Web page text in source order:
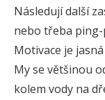
Následují další
nebo třeba
Motivace je
My se většinou
kolem vody na